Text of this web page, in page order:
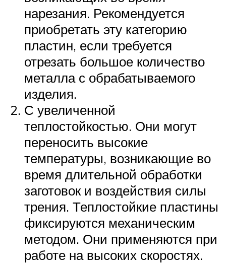
нарезания. Рекомендуется
приобретать эту категорию
пластин, если требуется
отрезать большое количество
металла с обрабатываемого
изделия.
С увеличенной
теплостойкостью. Они могут
переносить высокие
температуры, возникающие во
время длительной обработки
заготовок и воздействия силы
трения. Теплостойкие пластины
фиксируются механическим
методом. Они применяются при
работе на высоких скоростях.